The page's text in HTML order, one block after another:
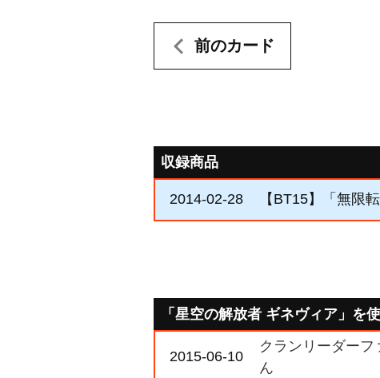
前のカード
収録商品
2014-02-28 【BT15】「無限転
「星空の解放者 ギネヴィア」を
2015-06-10
クランリーダー
ん